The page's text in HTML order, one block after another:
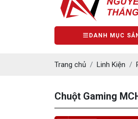
DANH MỤC
Trang chủ Linh Kiện
Chuột Gaming